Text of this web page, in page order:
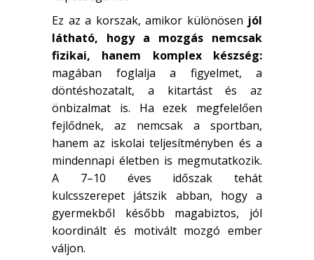
Ez az a korszak, amikor különösen jól
látható, hogy a mozgás nemcsak
fizikai, hanem komplex készség:
magában foglalja a figyelmet, a
döntéshozatalt, a kitartást és az
önbizalmat is. Ha ezek megfelelően
fejlődnek, az nemcsak a sportban,
hanem az iskolai teljesítményben és a
mindennapi életben is megmutatkozik.
A 7–10 éves időszak tehát
kulcsszerepet játszik abban, hogy a
gyermekből később magabiztos, jól
koordinált és motivált mozgó ember
váljon.